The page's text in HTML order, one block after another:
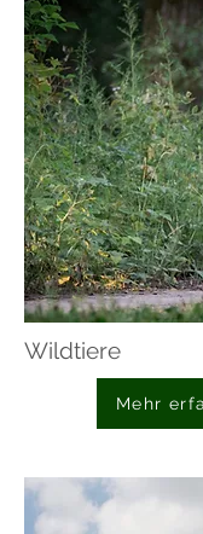
Wildtiere
Mehr